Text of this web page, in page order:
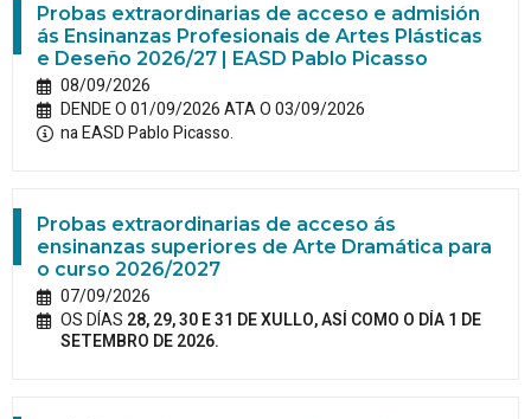
Probas extraordinarias de acceso e admisión
ás Ensinanzas Profesionais de Artes Plásticas
e Deseño 2026/27 | EASD Pablo Picasso
08/09/2026
DENDE O 01/09/2026 ATA O 03/09/2026
na EASD Pablo Picasso.
Probas extraordinarias de acceso ás
ensinanzas superiores de Arte Dramática para
o curso 2026/2027
07/09/2026
OS DÍAS 28, 29, 30 E 31 DE XULLO, ASÍ COMO O DÍA 1 DE
SETEMBRO DE 2026.